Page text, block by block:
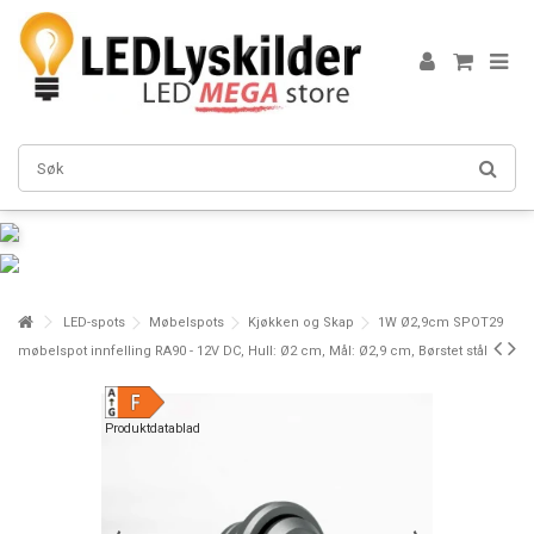
LED-spots Møbelspots Kjøkken og Skap
1W Ø2,9cm SPOT29
møbelspot innfelling RA90 - 12V DC, Hull: Ø2 cm, Mål: Ø2,9 cm, Børstet stål
Produktdatablad